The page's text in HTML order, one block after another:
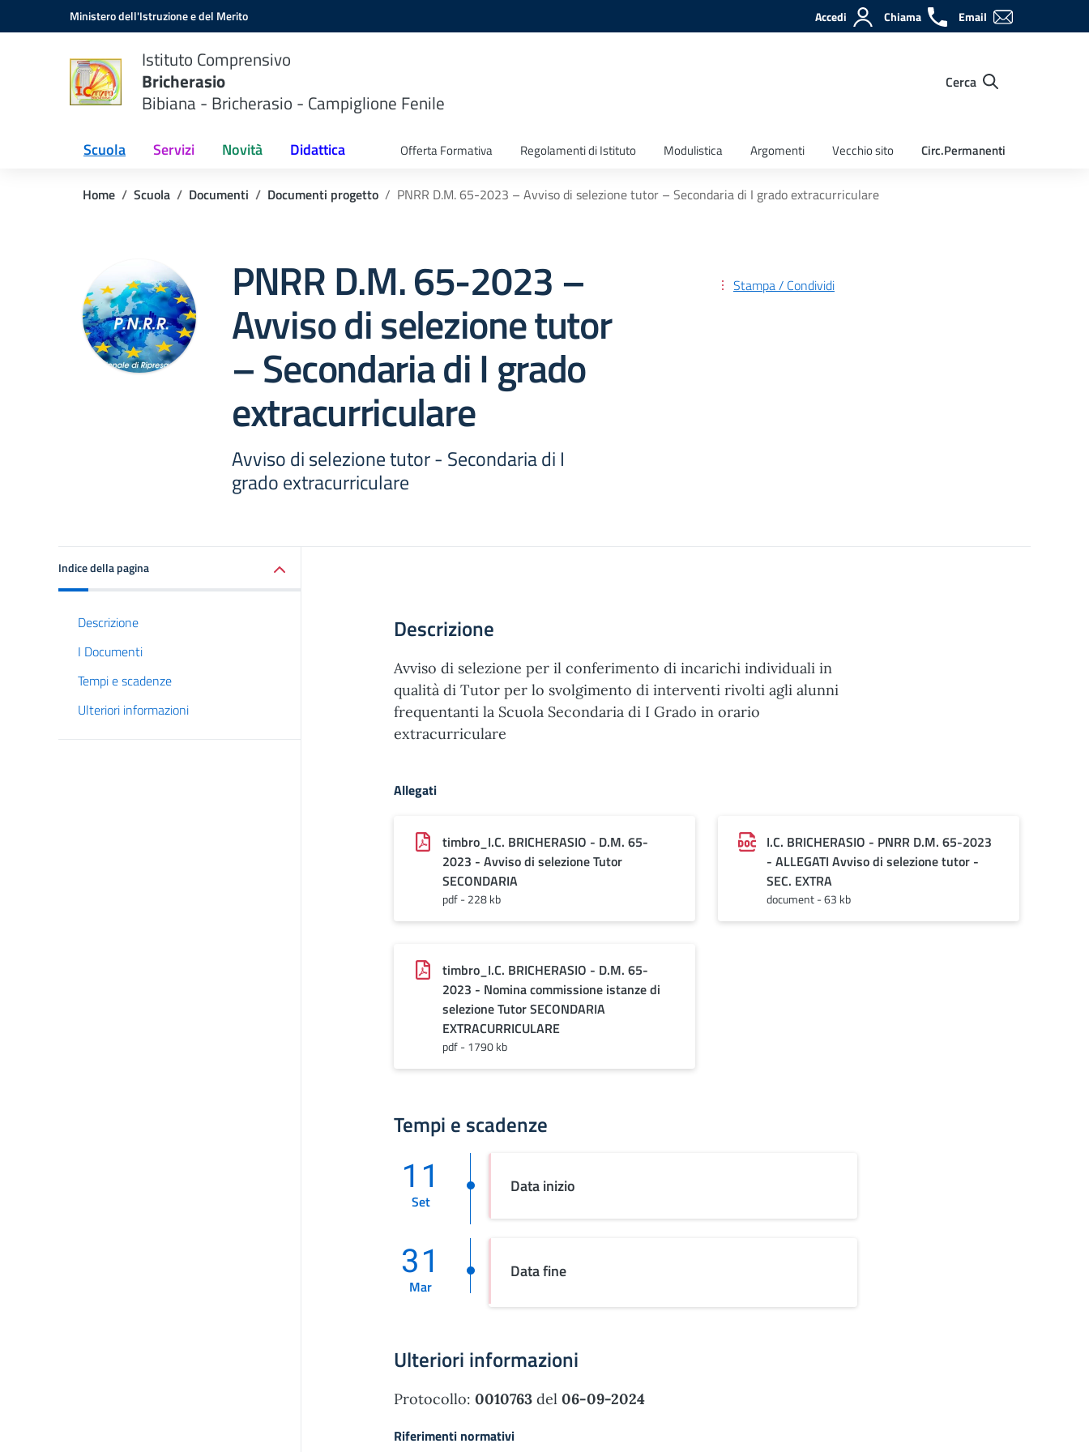
Vai ai contenuti
Vai al menu di navigazioneMinistero dell'Istruzione e del Merito Accedi Chiama Email
Istituto Comprensivo
Bricherasio
Bibiana - Bricherasio - Campiglione Fenile
Cerca
Scuola Servizi Novità Didattica Offerta Formativa Regolamenti di Istituto Modulistica Argomenti Vecchio sito Circ.Permanenti
Home Scuola Documenti Documenti progetto PNRR D.M. 65-2023 – Avviso di selezione tutor – Secondaria di I grado extracurriculare
PNRR D.M. 65-2023 –
Avviso di selezione tutor
– Secondaria di I grado
extracurriculare
Avviso di selezione tutor - Secondaria di I
grado extracurriculare
Stampa / Condividi
Indice della pagina
Descrizione
I Documenti
Tempi e scadenze
Ulteriori informazioni
Descrizione
Avviso di selezione per il conferimento di incarichi individuali in
qualità di Tutor per lo svolgimento di interventi rivolti agli alunni
frequentanti la Scuola Secondaria di I Grado in orario
extracurriculare
Allegati
timbro_I.C. BRICHERASIO - D.M. 65-
2023 - Avviso di selezione Tutor
SECONDARIA
pdf - 228 kb
I.C. BRICHERASIO - PNRR D.M. 65-2023
- ALLEGATI Avviso di selezione tutor -
SEC. EXTRA
document - 63 kb
timbro_I.C. BRICHERASIO - D.M. 65-
2023 - Nomina commissione istanze di
selezione Tutor SECONDARIA
EXTRACURRICULARE
pdf - 1790 kb
Tempi e scadenze
Data inizio
11
Set
Data fine
31
Mar
Ulteriori informazioni
Protocollo: 0010763 del 06-09-2024
Riferimenti normativi